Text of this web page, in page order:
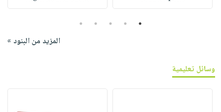
1
2
3
4
5
المزيد من البنود »
وسائل تعليمية